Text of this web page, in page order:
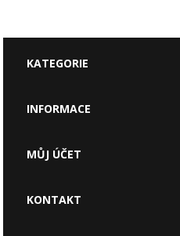
KATEGORIE
INFORMACE
MŮJ ÚČET
KONTAKT